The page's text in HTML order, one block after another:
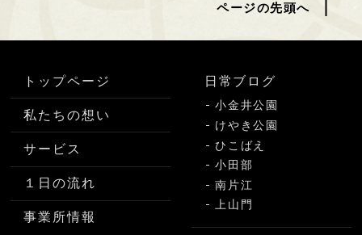
ページの先頭へ
トップページ
私たちの想い
サービス
１日の流れ
事業所情報
日常ブログ
小金井公園
けやき公園
ひこばえ
小田部
南片江
上山門